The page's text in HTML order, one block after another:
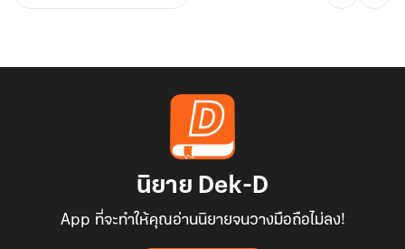
นิยาย Dek-D
App ที่จะทำให้คุณอ่านนิยายจนวางมือถือไม่ลง!